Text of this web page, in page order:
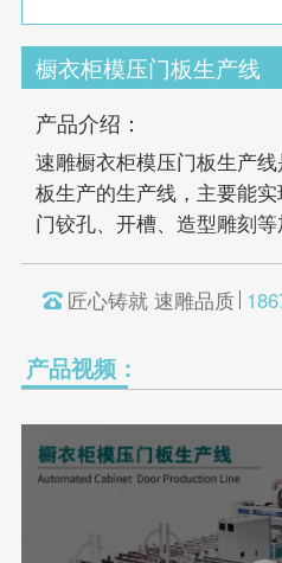
橱衣柜模压门板生产线
产品介绍：
速雕橱衣柜模压门板生产
板生产的生产线，主要能
门铰孔、开槽、造型雕刻等
匠心铸就 速雕品质
产品视频：